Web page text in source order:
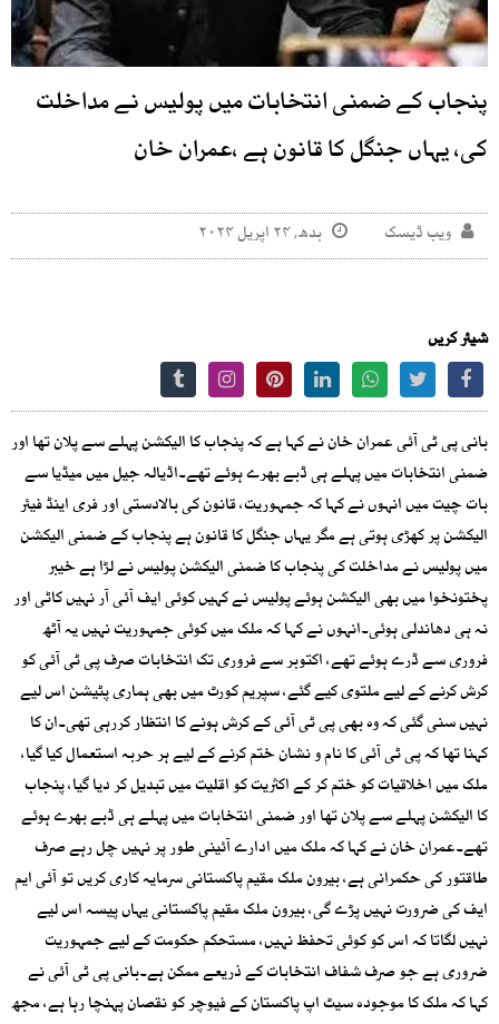
پنجاب کے ضمنی انتخابات میں پولیس نے مداخلت
کی، یہاں جنگل کا قانون ہے ،عمران خان
ویب ڈیسک بدھ, ۲۴ اپریل ۲۰۲۴
شیئر کریں
بانی پی ٹی آئی عمران خان نے کہا ہے کہ پنجاب کا الیکشن پہلے سے پلان تھا اور
ضمنی انتخابات میں پہلے ہی ڈبے بھرے ہوئے تھے۔اڈیالہ جیل میں میڈیا سے
بات چیت میں انہوں نے کہا کہ جمہوریت، قانون کی بالادستی اور فری اینڈ فیئر
الیکشن پر کھڑی ہوتی ہے مگر یہاں جنگل کا قانون ہے پنجاب کے ضمنی الیکشن
میں پولیس نے مداخلت کی پنجاب کا ضمنی الیکشن پولیس نے لڑا ہے خیبر
پختونخوا میں بھی الیکشن ہوئے پولیس نے کہیں کوئی ایف آئی آر نہیں کاٹی اور
نہ ہی دھاندلی ہوئی۔انہوں نے کہا کہ ملک میں کوئی جمہوریت نہیں یہ آٹھ
فروری سے ڈرے ہوئے تھے، اکتوبر سے فروری تک انتخابات صرف پی ٹی آئی کو
کرش کرنے کے لیے ملتوی کیے گئے، سپریم کورٹ میں بھی ہماری پٹیشن اس لیے
نہیں سنی گئی کہ وہ بھی پی ٹی آئی کے کرش ہونے کا انتظار کررہی تھی۔ان کا
کہنا تھا کہ پی ٹی آئی کا نام و نشان ختم کرنے کے لیے ہر حربہ استعمال کیا گیا،
ملک میں اخلاقیات کو ختم کر کے اکثریت کو اقلیت میں تبدیل کر دیا گیا، پنجاب
کا الیکشن پہلے سے پلان تھا اور ضمنی انتخابات میں پہلے ہی ڈبے بھرے ہوئے
تھے۔عمران خان نے کہا کہ ملک میں ادارے آئینی طور پر نہیں چل رہے صرف
طاقتور کی حکمرانی ہے، بیرون ملک مقیم پاکستانی سرمایہ کاری کریں تو آئی ایم
ایف کی ضرورت نہیں پڑے گی، بیرون ملک مقیم پاکستانی یہاں پیسہ اس لیے
نہیں لگاتا کہ اس کو کوئی تحفظ نہیں، مستحکم حکومت کے لیے جمہوریت
ضروری ہے جو صرف شفاف انتخابات کے ذریعے ممکن ہے۔بانی پی ٹی آئی نے
کہا کہ ملک کا موجودہ سیٹ اپ پاکستان کے فیوچر کو نقصان پہنچا رہا ہے، مجھ